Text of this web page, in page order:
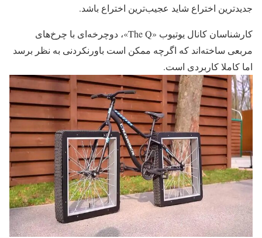
جدیدترین اختراع شاید عجیب‌ترین اختراع باشد.
کارشناسان کانال یوتیوب «The Q»، دوچرخه‌ای با چرخ‌های
مربعی ساخته‌اند که اگرچه ممکن است باورنکردنی به نظر برسد
اما کاملا کاربردی است.